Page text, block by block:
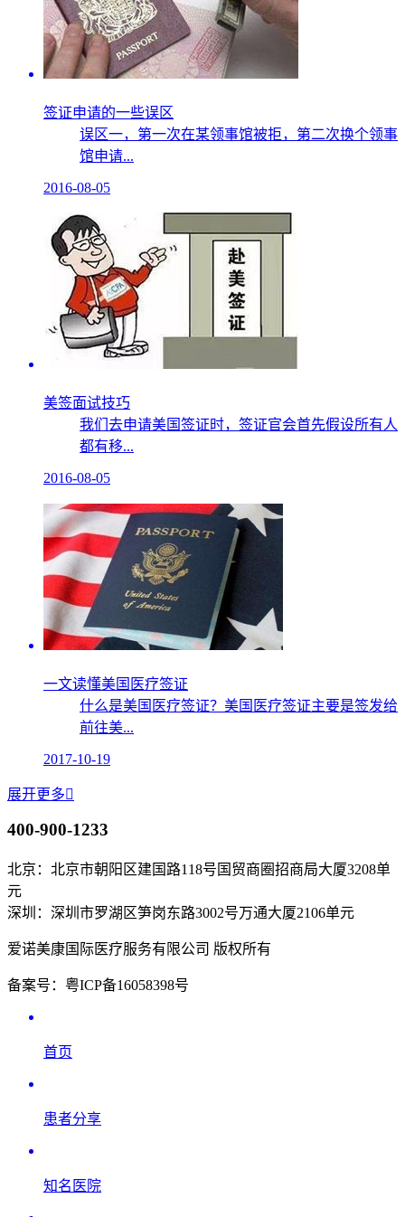
签证申请的一些误区
误区一，第一次在某领事馆被拒，第二次换个领事
馆申请...
2016-08-05
美签面试技巧
我们去申请美国签证时，签证官会首先假设所有人
都有移...
2016-08-05
一文读懂美国医疗签证
什么是美国医疗签证？美国医疗签证主要是签发给
前往美...
2017-10-19
展开更多
400-900-1233
北京：北京市朝阳区建国路118号国贸商圈招商局大厦3208单
元
深圳：深圳市罗湖区笋岗东路3002号万通大厦2106单元
爱诺美康国际医疗服务有限公司 版权所有
备案号：粤ICP备16058398号
首页
患者分享
知名医院